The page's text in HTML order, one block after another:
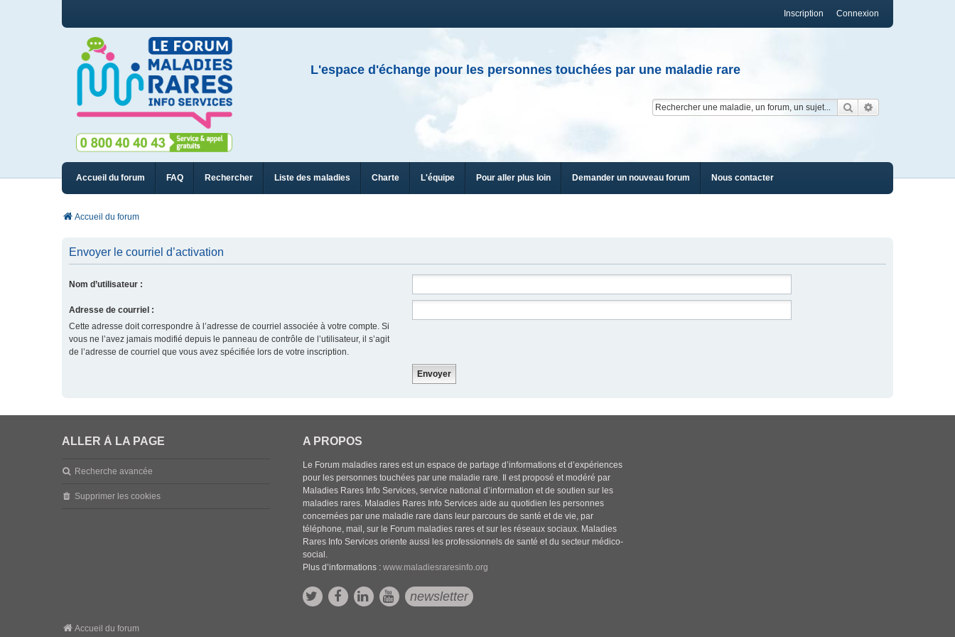
Connexion
Inscription
L'espace d'échange pour les personnes touchées par une maladie rare
Rechercher
Accueil du forum FAQ Rechercher Liste des maladies Charte L'équipe Pour aller plus loin Demander un nouveau forum Nous contacter
Accueil du forum
Envoyer le courriel d’activation
Nom d’utilisateur :
Adresse de courriel :
Cette adresse doit correspondre à l’adresse de courriel associée à votre compte. Si
vous ne l’avez jamais modifié depuis le panneau de contrôle de l’utilisateur, il s’agit
de l’adresse de courriel que vous avez spécifiée lors de votre inscription.
ALLER À LA PAGE
Recherche avancée
Supprimer les cookies
A PROPOS
Le Forum maladies rares est un espace de partage d’informations et d’expériences
pour les personnes touchées par une maladie rare. Il est proposé et modéré par
Maladies Rares Info Services, service national d’information et de soutien sur les
maladies rares. Maladies Rares Info Services aide au quotidien les personnes
concernées par une maladie rare dans leur parcours de santé et de vie, par
téléphone, mail, sur le Forum maladies rares et sur les réseaux sociaux. Maladies
Rares Info Services oriente aussi les professionnels de santé et du secteur médico-
social.
Plus d’informations :www.maladiesraresinfo.org
newsletter
Accueil du forum